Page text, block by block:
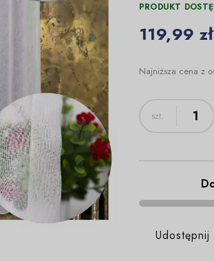
PRODUKT
119,99 zł
Najniższa cena z
Udostępnij